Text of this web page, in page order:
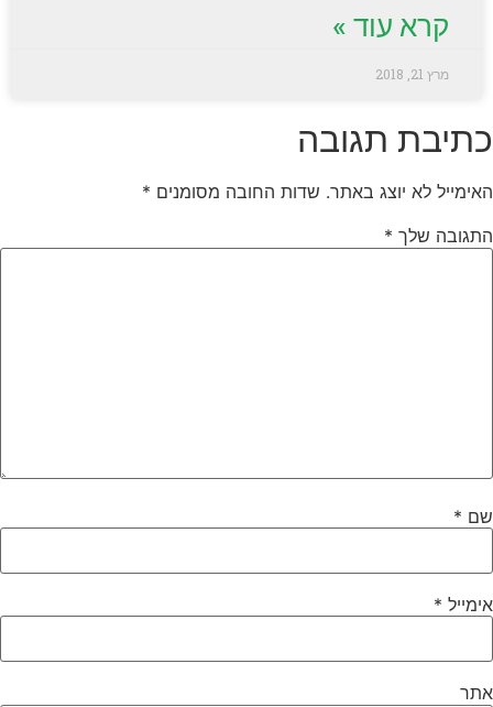
קרא עוד »
מרץ 21, 2018
כתיבת תגובה
האימייל לא יוצג באתר. שדות החובה מסומנים *
התגובה שלך *
שם *
אימייל *
אתר